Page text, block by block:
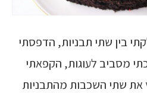
בין שתי תבניות, הדפסתי
חתכתי מסביב לעוגות, הקפאתי
את שתי השכבות מהתבניות